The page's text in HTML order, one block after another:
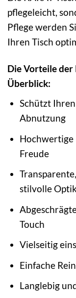
pflegeleicht,
Pflege werden
Ihren Tisch
Die Vorteile der
Überblick:
Schützt
Abnutzung
Freude
stilvolle
Touch
Vielseitig
Einfache
Langlebig